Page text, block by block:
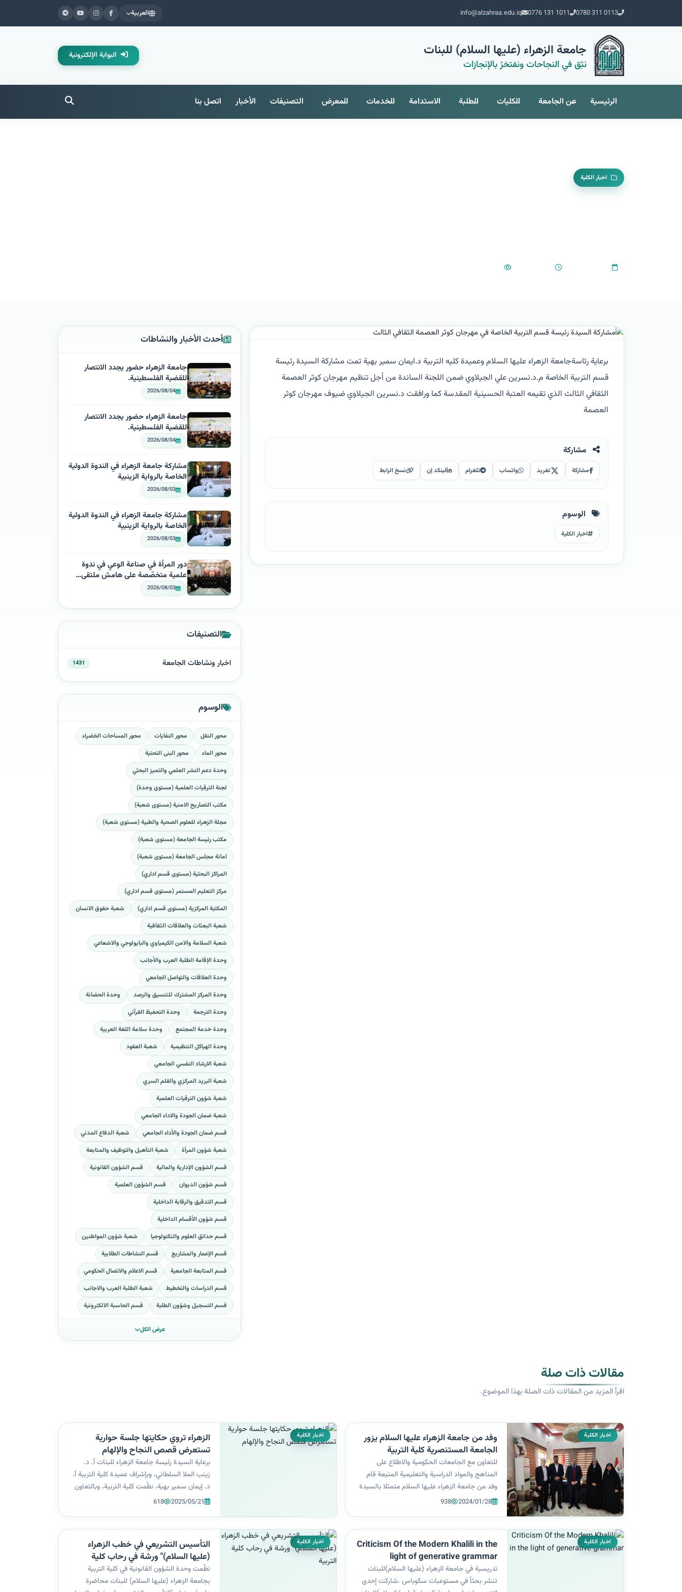
0780 311 0113
0776 131 1011
info@alzahraa.edu.iq العربية
جامعة الزهراء (عليها السلام) للبنات
نثِق في النجاحات ونفتخرُ بالإنجازات
البوابة الإلكترونية
الرئيسية عن الجامعة الكليات الطلبة الاستدامة الخدمات المعرض التصنيفات الأخبار اتصل بنا
اخبار الكلية
برعاية رئاسةجامعة الزهراء عليها السلام وعميدة كليه التربية د.ايمان سمير بهية تمت مشاركة السيدة رئيسة
قسم التربية الخاصة م.د.نسرين علي الجيلاوي ضمن اللجنة الساندة من أجل تنظيم مهرجان كوثر العصمة
الثقافي الثالث الذي تقيمه العتبة الحسينية المقدسة كما ورافقت د.نسرين الجيلاوي ضيوف مهرجان كوثر
العصمة
مشاركة
مشاركة تغريد واتساب تلغرام لينكد إن نسخ الرابط
الوسوم
اخبار الكلية
أحدث الأخبار والنشاطات
جامعة الزهراء حضور يجدد الانتصار
للقضية الفلسطينية.
2026/08/04
جامعة الزهراء حضور يجدد الانتصار
للقضية الفلسطينية.
2026/08/04
مشاركة جامعة الزهراء في الندوة الدولية
الخاصة بالرواية الزينبية
2026/08/03
مشاركة جامعة الزهراء في الندوة الدولية
الخاصة بالرواية الزينبية
2026/08/03
دور المرأة في صناعة الوعي في ندوة
علمية متخصّصة على هامش ملتقى…
2026/08/03
التصنيفات
اخبار ونشاطات الجامعة 1431
الوسوم
محور النقل محور النفايات
محور المساحات الخضراء
محور الماء
محور البنى التحتية
وحدة دعم النشر العلمي والتميز البحثي
لجنة الترقيات العلمية (مستوى وحدة)
مكتب التصاريح الامنية (مستوى شعبة)
مجلة الزهراء للعلوم الصحية والطبية (مستوى شعبة)
مكتب رئيسة الجامعة (مستوى شعبة)
امانة مجلس الجامعة (مستوى شعبة)
المراكز البحثية (مستوى قسم اداري)
مركز التعليم المستمر (مستوى قسم اداري)
المكتبة المركزية (مستوى قسم اداري)
شعبة حقوق الانسان
شعبة البعثات والعلاقات الثقافية
شعبة السلامة والامن الكيمياوي والبايولوجي والاشعاعي
وحدة الإقامة الطلبة العرب والأجانب
وحدة العلاقات والتواصل الجامعي
وحدة المركز المشترك للتنسيق والرصد
وحدة الحضانة
وحدة الترجمة
وحدة التحفيظ القرآني
وحدة خدمة المجتمع
وحدة سلامة اللغة العربية
وحدة الهياكل التنظيمية
شعبة العقود
شعبة الارشاد النفسي الجامعي
شعبة البريد المركزي والقلم السري
شعبة شؤون الترقيات العلمية
شعبة ضمان الجودة والاداء الجامعي
قسم ضمان الجودة والأداء الجامعي
شعبة الدفاع المدني
شعبة شؤون المرأة
شعبة التأهيل والتوظيف والمتابعة
قسم الشؤون الإدارية والمالية
قسم الشؤون القانونية
قسم شؤون الديوان
قسم الشؤون العلمية
قسم التدقيق والرقابة الداخلية
قسم شؤون الأقسام الداخلية
قسم حدائق العلوم والتكنولوجيا
شعبة شؤون المواطنين
قسم الإعمار والمشاريع
قسم النشاطات الطلابية
قسم المتابعة الجامعية
قسم الاعلام والاتصال الحكومي
قسم الدراسات والتخطيط
شعبة الطلبة العرب والاجانب
قسم التسجيل وشؤون الطلبة
قسم الحاسبة الالكترونية
عرض الكل
مقالات ذات صلة
اقرأ المزيد من المقالات ذات الصلة بهذا الموضوع.
اخبار الكلية
وفد من جامعة الزهراء عليها السلام يزور
الجامعة المستنصرية كلية التربية
الاساسية
للتعاون مع الجامعات الحكومية والاطلاع على
المناهج والمواد الدراسية والتعليمية المتبعة قام
وفد من جامعة الزهراء عليها السلام متمثلا بالسيدة
عميدة كلية التربية الدكتورة ايمان سمير بهية ورئيسة
2024/01/28
938
اخبار الكلية
الزهراء تروي حكايتها جلسة حوارية
تستعرض قصص النجاح والإلهام
برعاية السيدة رئيسة جامعة الزهراء للبنات أ. د.
زينب الملا السلطاني، وبإشراف عميدة كلية التربية أ.
د. إيمان سمير بهية، نظّمت كلية التربية، وبالتعاون
مع شعبة شؤون المرأة، جلسة حوارية بعنوان:
2025/05/21
618
اخبار الكلية
Criticism Of the Modern Khalili in the
light of generative grammar
تدريسية في جامعة الزهراء (عليها السلام)للبنات
تنشر بحثاً في مستوعبات سكوباس .شاركت إحدى
اخبار الكلية
التأسيس التشريعي في خطب الزهراء
(عليها السلام)" ورشة في رحاب كلية
التربية
نظّمت وحدة الشؤون القانونية في كلية التربية
بجامعة الزهراء (عليها السلام) للبنات محاضرة